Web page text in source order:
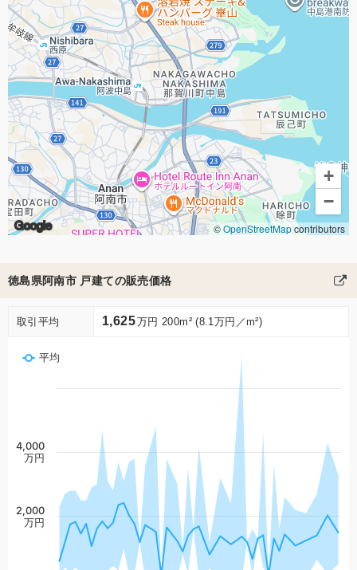
Google
+
−
©OpenStreetMapcontributors
徳島県阿南市 戸建ての販売価格
取引平均 1,625万円 200m² (8.1万円／m²)
平均
2,000
万円
4,000
万円